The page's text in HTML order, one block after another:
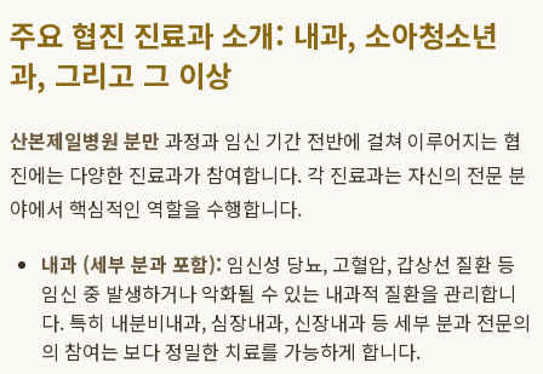
주요 협진 진료과 소개: 내과, 소아청소년
과, 그리고 그 이상
산본제일병원 분만 과정과 임신 기간 전반에 걸쳐 이루어지는 협
진에는 다양한 진료과가 참여합니다. 각 진료과는 자신의 전문 분
야에서 핵심적인 역할을 수행합니다.
내과 (세부 분과 포함): 임신성 당뇨, 고혈압, 갑상선 질환 등
임신 중 발생하거나 악화될 수 있는 내과적 질환을 관리합니
다. 특히 내분비내과, 심장내과, 신장내과 등 세부 분과 전문의
의 참여는 보다 정밀한 치료를 가능하게 합니다.